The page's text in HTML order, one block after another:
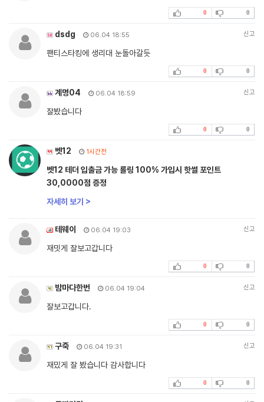
0 0
dsdg 06.04 18:55 신고
팬티스타킹에 생리대 눈돌아갈듯
0 0
계명04 06.04 18:59 신고
잘봤습니다
0 0
벳12 1시간전
벳12 테더 입출금 가능 롤링 100% 가입시 핫썰 포인트
30,0000점 증정
자세히 보기 >
테웨이 06.04 19:03 신고
재밋게 잘보고갑니다
0 0
밤마다한번 06.04 19:04 신고
잘보고갑니다.
0 0
구죽 06.04 19:31 신고
재밌게 잘 봤습니다 감사합니다
0 0